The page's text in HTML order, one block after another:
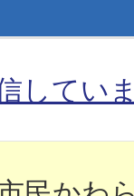
してい